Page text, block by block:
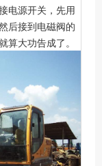
电源开关，先用
后接到电磁阀的
大功告成了。